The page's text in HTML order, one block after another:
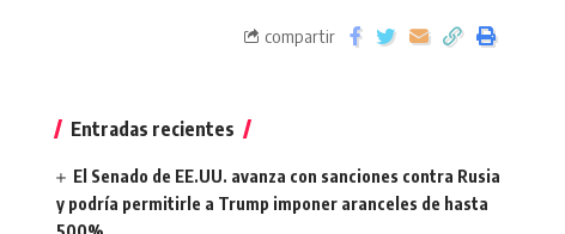
compartir
Entradas recientes
El Senado de EE.UU. avanza con sanciones contra Rusia
y podría permitirle a Trump imponer aranceles de hasta